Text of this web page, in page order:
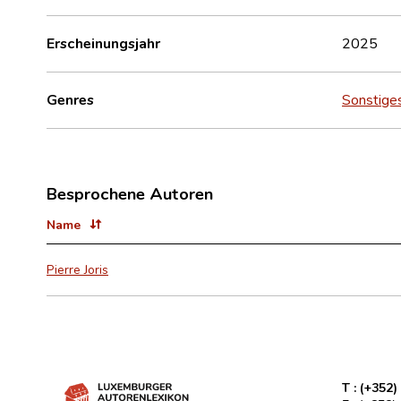
Erscheinungsjahr 2025
Genres
Besprochene Autoren
Name
Pierre Joris
T :